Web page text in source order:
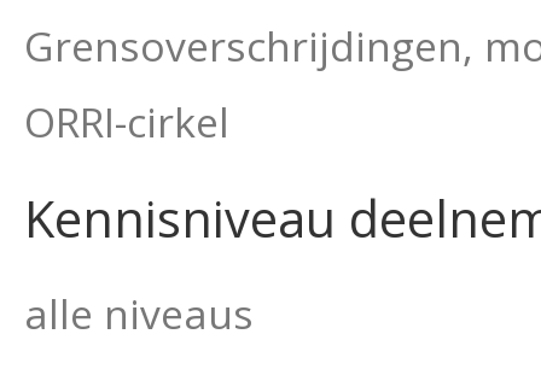
Grensoverschrijdingen,
ORRI-cirkel
Kennisniveau
alle niveaus